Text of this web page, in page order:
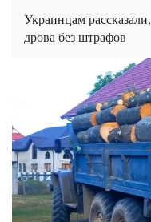
Украинцам
дрова без штрафов